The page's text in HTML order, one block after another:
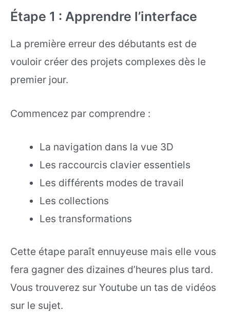
Étape 1 : Apprendre l’interface
La première erreur des débutants est de
vouloir créer des projets complexes dès le
premier jour.
Commencez par comprendre :
La navigation dans la vue 3D
Les raccourcis clavier essentiels
Les différents modes de travail
Les collections
Les transformations
Cette étape paraît ennuyeuse mais elle vous
fera gagner des dizaines d’heures plus tard.
Vous trouverez sur Youtube un tas de vidéos
sur le sujet.